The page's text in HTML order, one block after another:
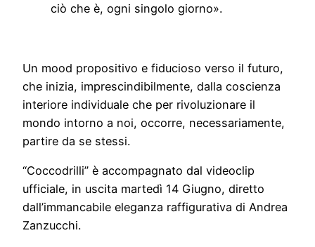
ciò che è, ogni singolo giorno».
Un mood propositivo e fiducioso verso il futuro,
che inizia, imprescindibilmente, dalla coscienza
interiore individuale che per rivoluzionare il
mondo intorno a noi, occorre, necessariamente,
partire da se stessi.
“Coccodrilli” è accompagnato dal videoclip
ufficiale, in uscita martedì 14 Giugno, diretto
dall’immancabile eleganza raffigurativa di Andrea
Zanzucchi.